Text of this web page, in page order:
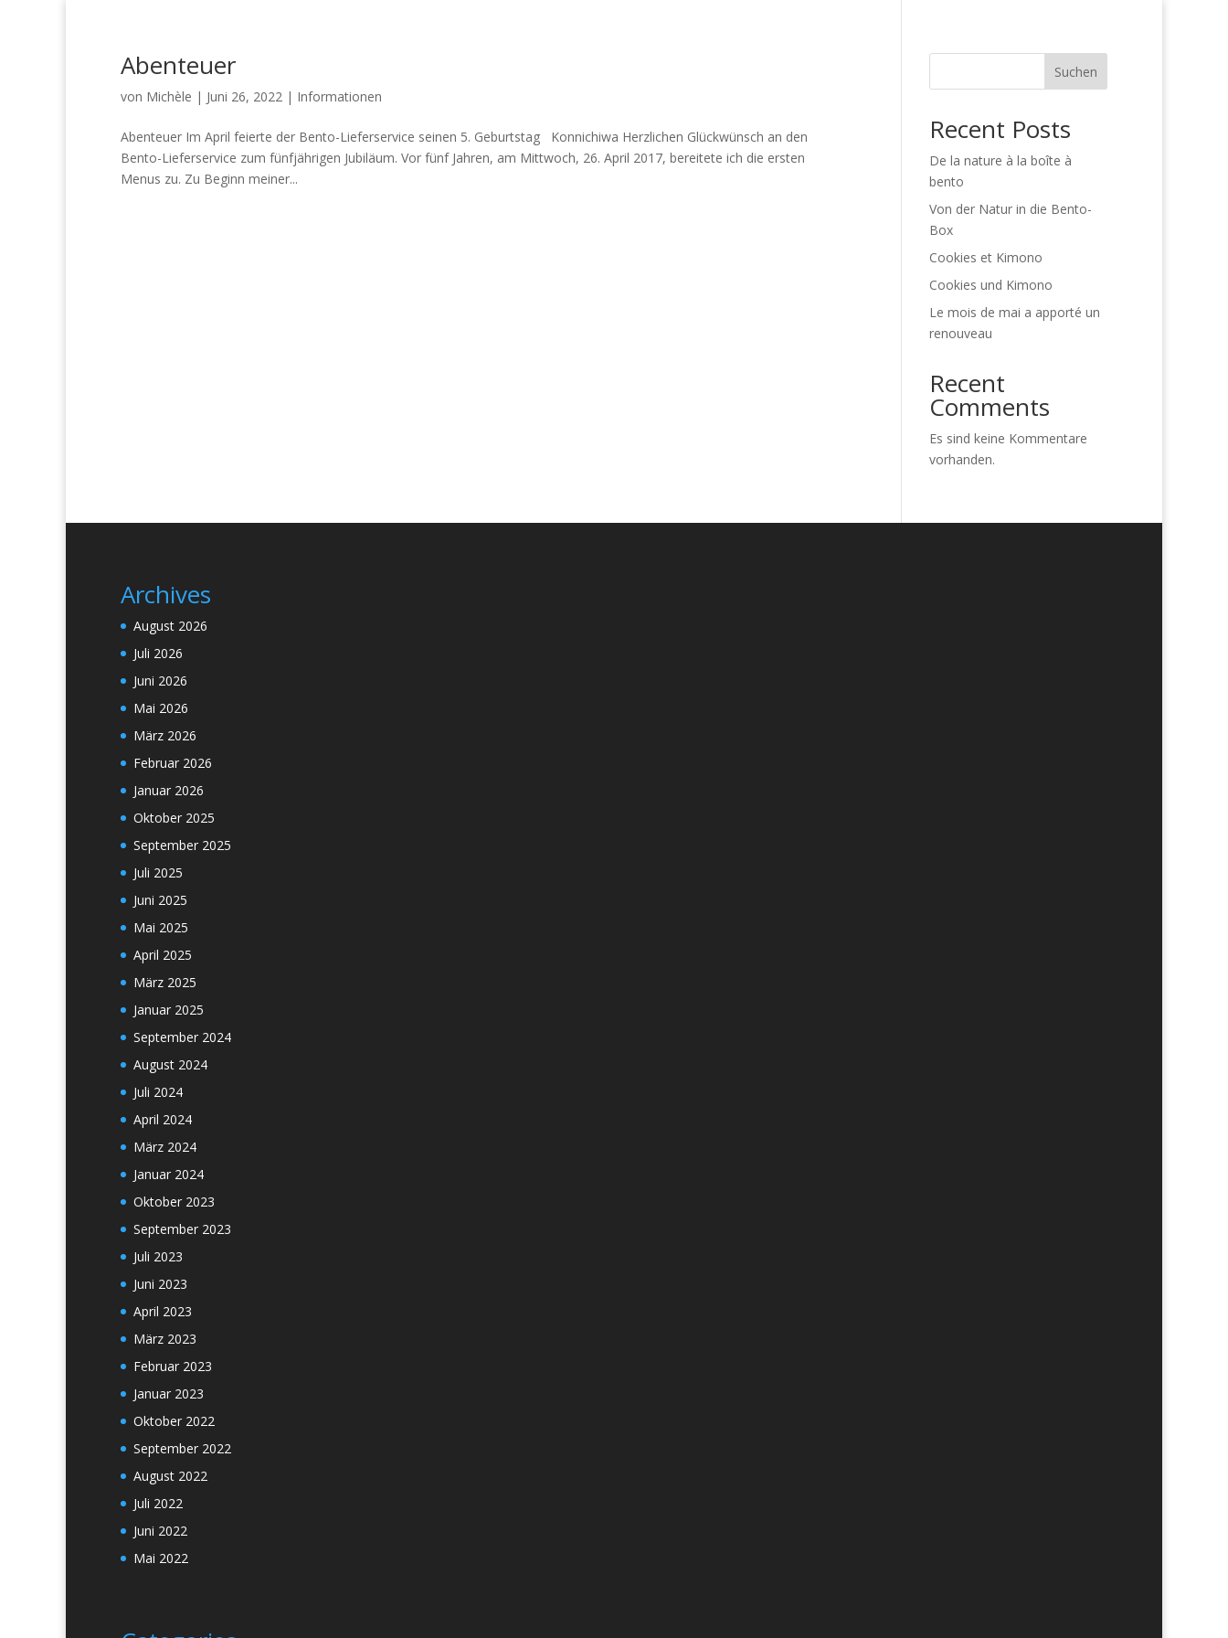
vacances Wertschätzung
Abenteuer
von Michèle | Juni 26, 2022 | Informationen
Abenteuer Im April feierte der Bento-Lieferservice seinen 5. Geburtstag Konnichiwa Herzlichen Glückwünsch an den
Bento-Lieferservice zum fünfjährigen Jubiläum. Vor fünf Jahren, am Mittwoch, 26. April 2017, bereitete ich die ersten
Menus zu. Zu Beginn meiner...
Suchen
Recent Posts
De la nature à la boîte à
bento
Von der Natur in die Bento-
Box
Cookies et Kimono
Cookies und Kimono
Le mois de mai a apporté un
renouveau
Recent
Comments
Es sind keine Kommentare
vorhanden.
Archives
August 2026
Juli 2026
Juni 2026
Mai 2026
März 2026
Februar 2026
Januar 2026
Oktober 2025
September 2025
Juli 2025
Juni 2025
Mai 2025
April 2025
März 2025
Januar 2025
September 2024
August 2024
Juli 2024
April 2024
März 2024
Januar 2024
Oktober 2023
September 2023
Juli 2023
Juni 2023
April 2023
März 2023
Februar 2023
Januar 2023
Oktober 2022
September 2022
August 2022
Juli 2022
Juni 2022
Mai 2022